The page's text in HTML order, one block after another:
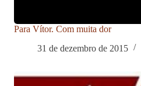
Para Vítor. Com muita dor
31 de dezembro de 2015